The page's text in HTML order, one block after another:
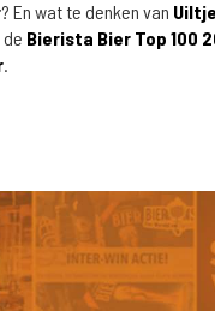
? En wat te denken van
Bierista Bier Top 100
.